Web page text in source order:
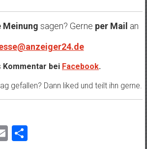
Meinung sagen? Gerne per Mail an
Kommentar bei Facebook.
gefallen? Dann liked und teilt ihn gerne.
EmailTeilen